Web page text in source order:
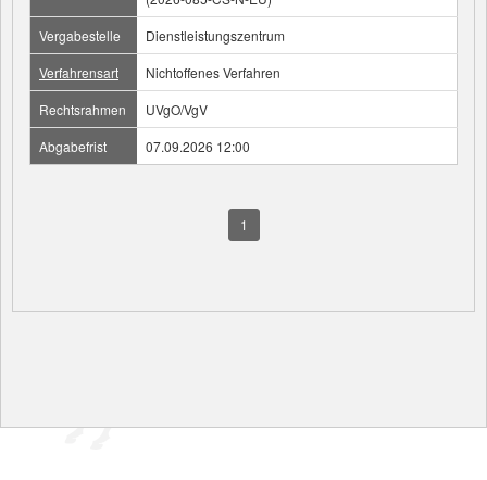
Vergabestelle
Dienstleistungszentrum
Verfahrensart
Nichtoffenes Verfahren
Rechtsrahmen
UVgO/VgV
Abgabefrist
07.09.2026 12:00
1